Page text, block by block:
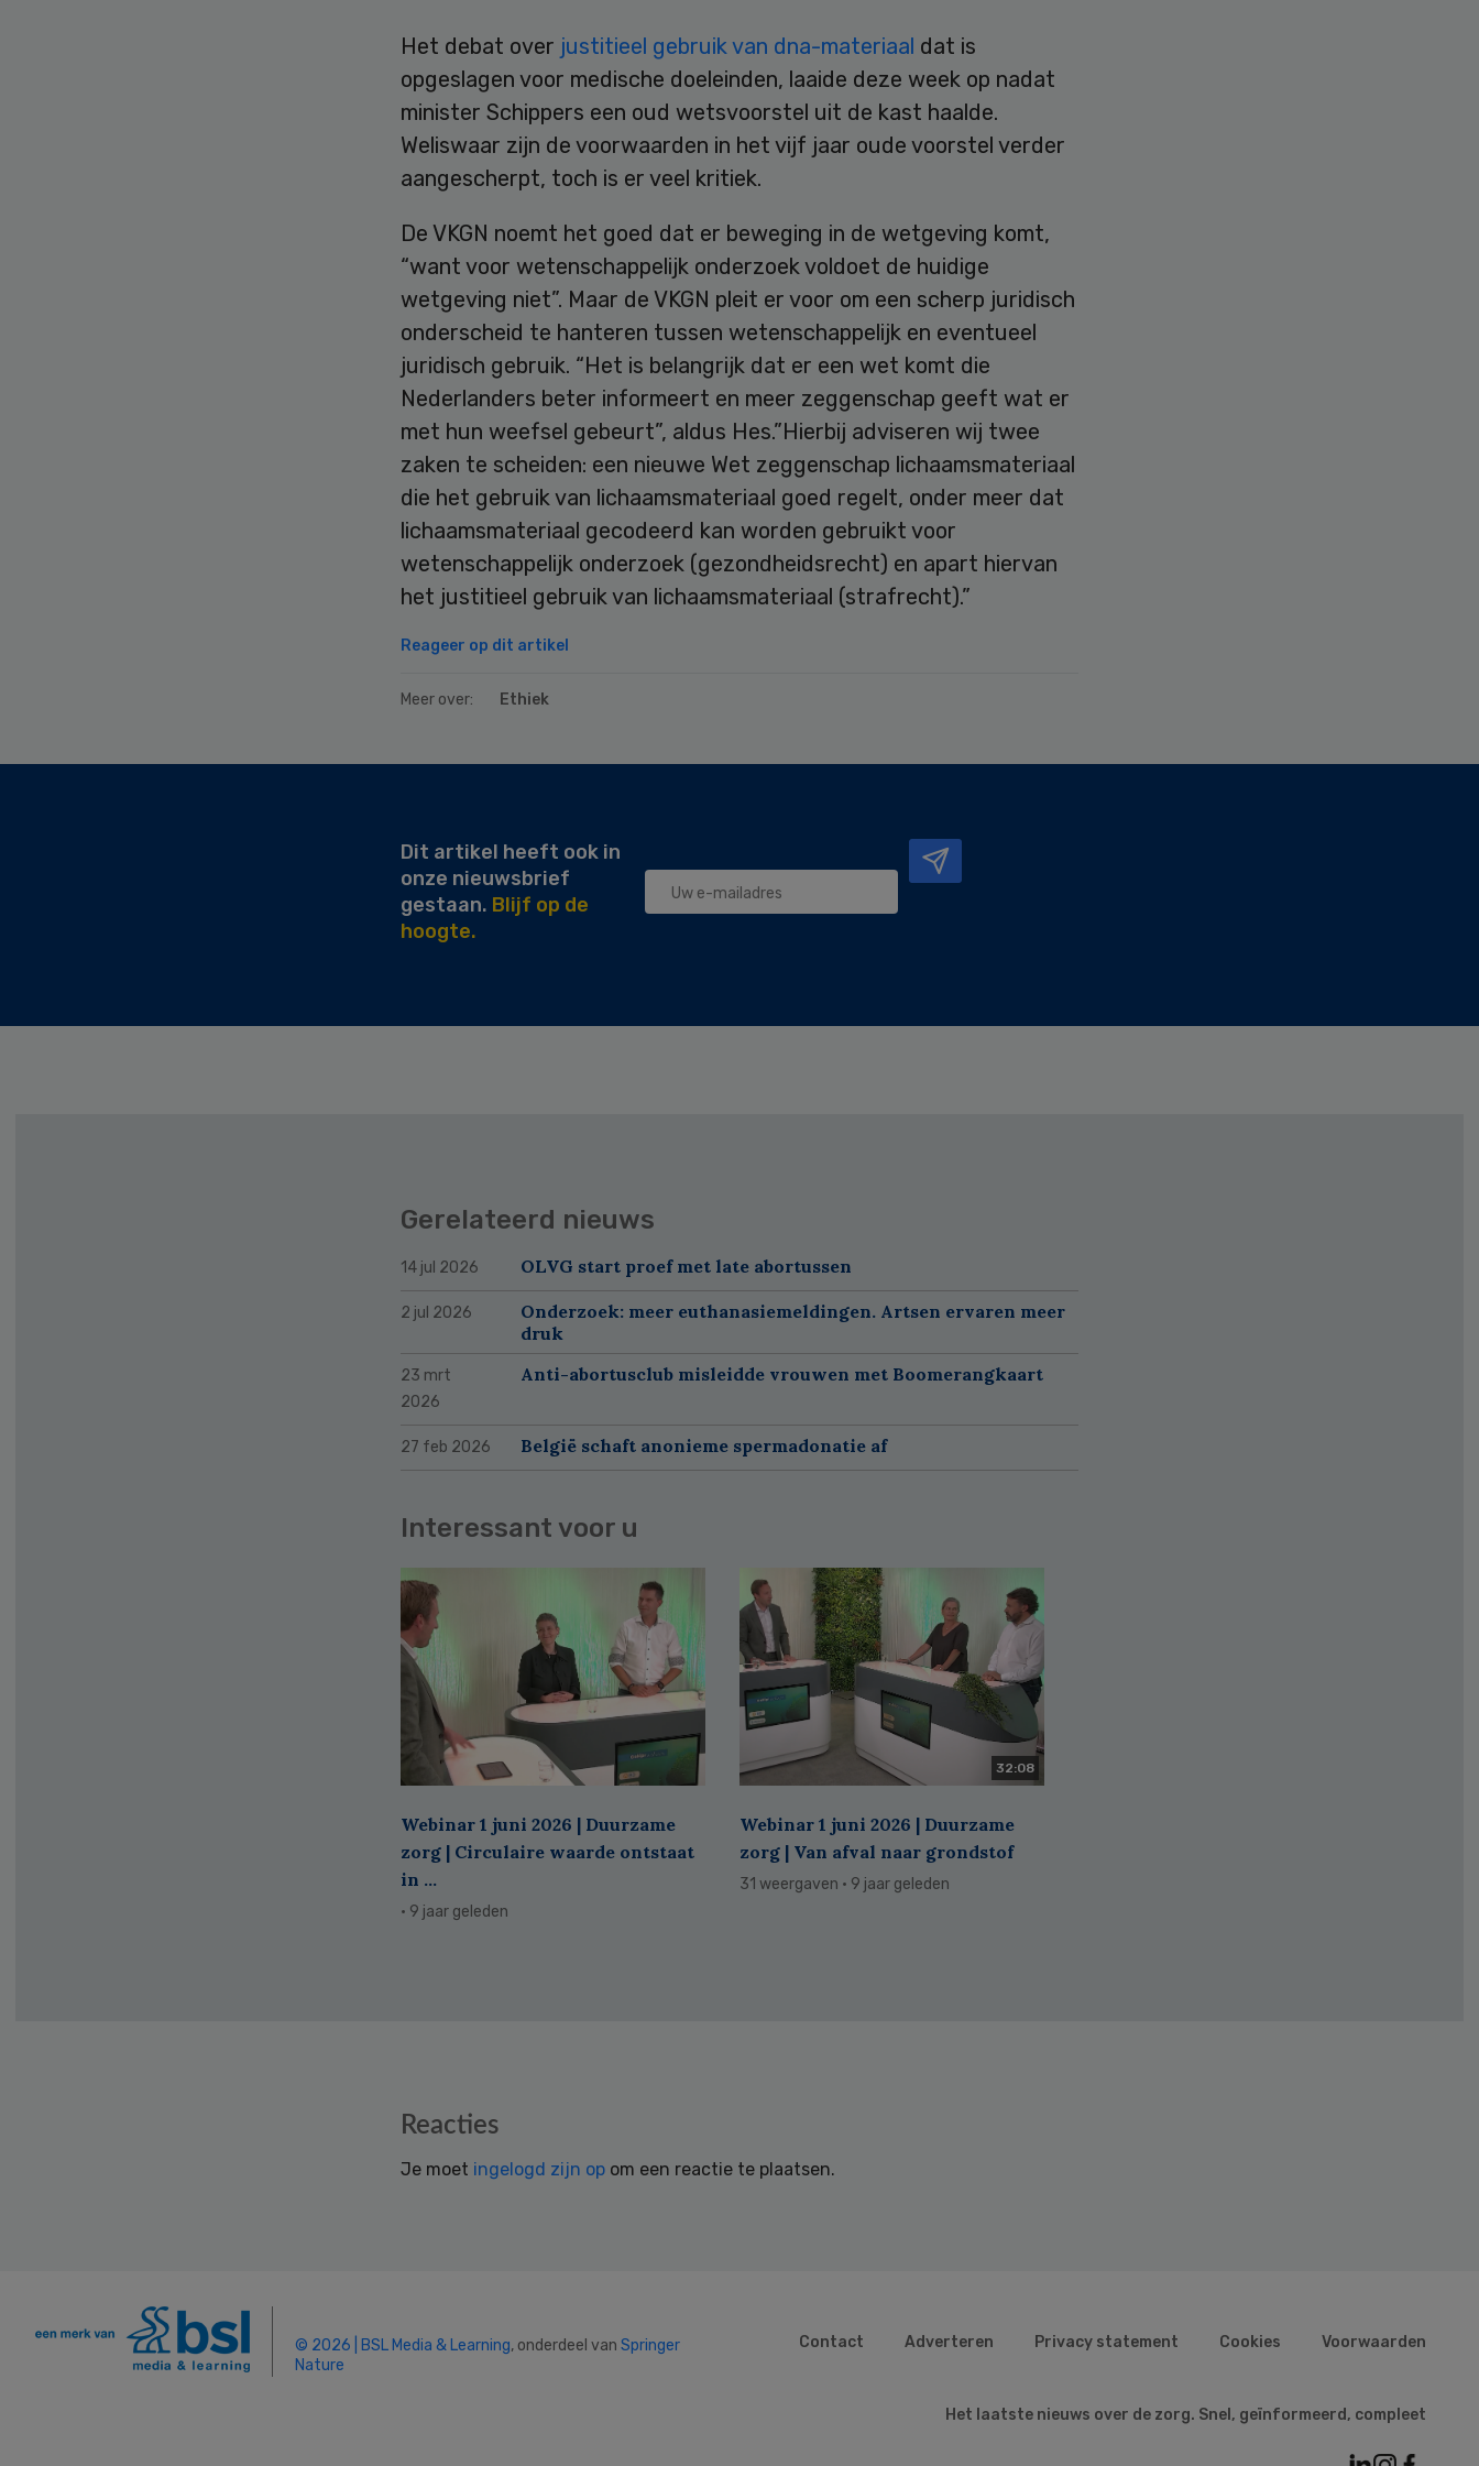
Het debat over justitieel gebruik van dna-materiaal dat is
opgeslagen voor medische doeleinden, laaide deze week op nadat
minister Schippers een oud wetsvoorstel uit de kast haalde.
Weliswaar zijn de voorwaarden in het vijf jaar oude voorstel verder
aangescherpt, toch is er veel kritiek.
De VKGN noemt het goed dat er beweging in de wetgeving komt,
“want voor wetenschappelijk onderzoek voldoet de huidige
wetgeving niet”. Maar de VKGN pleit er voor om een scherp juridisch
onderscheid te hanteren tussen wetenschappelijk en eventueel
juridisch gebruik. “Het is belangrijk dat er een wet komt die
Nederlanders beter informeert en meer zeggenschap geeft wat er
met hun weefsel gebeurt”, aldus Hes.”Hierbij adviseren wij twee
zaken te scheiden: een nieuwe Wet zeggenschap lichaamsmateriaal
die het gebruik van lichaamsmateriaal goed regelt, onder meer dat
lichaamsmateriaal gecodeerd kan worden gebruikt voor
wetenschappelijk onderzoek (gezondheidsrecht) en apart hiervan
het justitieel gebruik van lichaamsmateriaal (strafrecht).”
Reageer op dit artikel
Meer over: Ethiek
Dit artikel heeft ook in
onze nieuwsbrief
gestaan. Blijf op de
hoogte.
Gerelateerd nieuws
14 jul 2026 OLVG start proef met late abortussen
2 jul 2026
Onderzoek: meer euthanasiemeldingen. Artsen ervaren meer
druk
23 mrt
2026
Anti-abortusclub misleidde vrouwen met Boomerangkaart
27 feb 2026 België schaft anonieme spermadonatie af
Interessant voor u
Webinar 1 juni 2026 | Duurzame
zorg | Circulaire waarde ontstaat
in ...
· 9 jaar geleden
32:08
Webinar 1 juni 2026 | Duurzame
zorg | Van afval naar grondstof
31 weergaven · 9 jaar geleden
Reacties
Je moet ingelogd zijn op om een reactie te plaatsen.
© 2026 | BSL Media & Learning, onderdeel van Springer
Nature
Contact Adverteren Privacy statement Cookies Voorwaarden
Het laatste nieuws over de zorg. Snel, geïnformeerd, compleet